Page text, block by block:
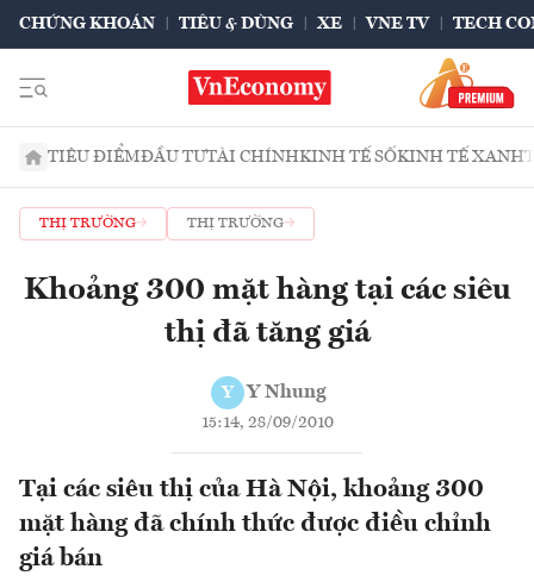
CHỨNG KHOÁN TIÊU & DÙNG XE VNE TV TECH
TIÊU ĐIỂMĐẦU TƯTÀI CHÍNHKINH TẾ SỐKINH TẾ XANH
THỊ TRƯỜNG THỊ TRƯỜNG
Khoảng 300 mặt hàng tại các siêu
thị đã tăng giá
Y Y Nhung
15:14, 28/09/2010
Tại các siêu thị của Hà Nội, khoảng 300
mặt hàng đã chính thức được điều chỉnh
giá bán